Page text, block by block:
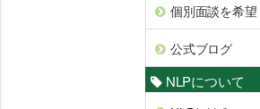
個別面談を希望
公式ブログ
NLPについて